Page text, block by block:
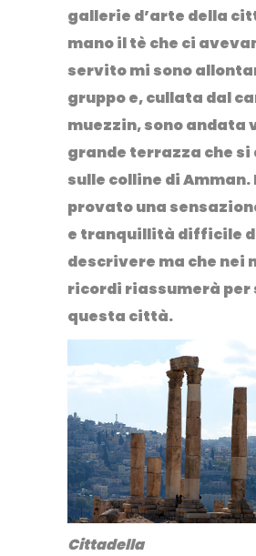
gallerie d’arte della
mano il tè che ci
servito mi sono
gruppo e, cullata dal
muezzin, sono andata
grande terrazza che
sulle colline di Amman.
provato una
e tranquillità difficile
descrivere ma che nei
ricordi riassumerà per
questa città.
Cittadella